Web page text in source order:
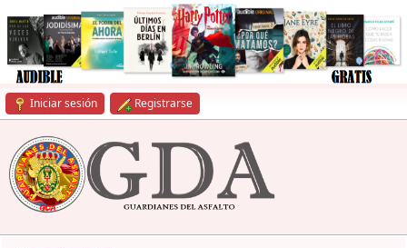
Iniciar sesión Registrarse